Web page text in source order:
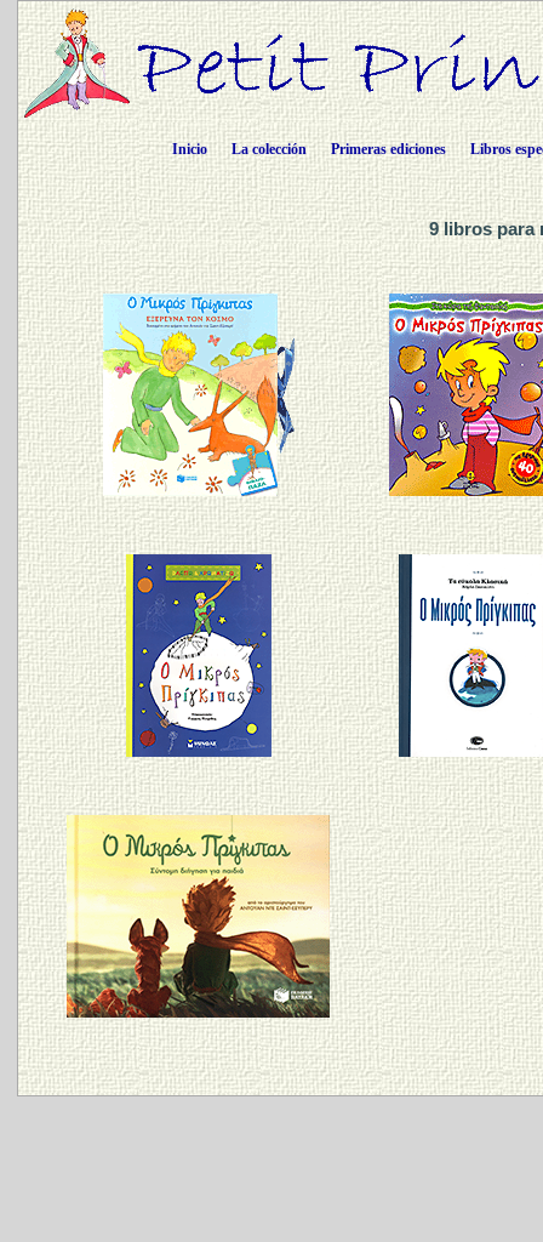
Inicio La colección Primeras ediciones Libros
9 libros para